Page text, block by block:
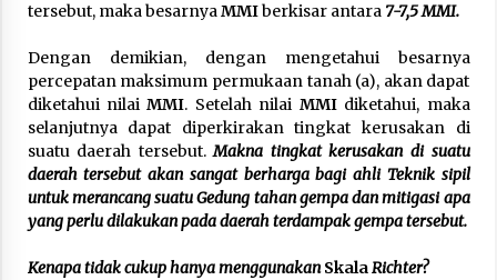
tersebut, maka besarnyaMMIberkisar antara 7-7,5 MMI.
Dengan demikian, dengan mengetahui besarnya
percepatan maksimum permukaan tanah (a), akan dapat
diketahui nilaiMMI. Setelah nilai MMIdiketahui, maka
selanjutnya dapat diperkirakan tingkat kerusakan di
suatu daerah tersebut.Makna tingkat kerusakan di suatu
daerah tersebut akan sangat berharga bagi ahli Teknik sipil
untuk merancang suatu Gedung tahan gempa dan mitigasi apa
yang perlu dilakukan pada daerah terdampak gempa tersebut.
Kenapa tidak cukup hanya menggunakanSkalaRichter?